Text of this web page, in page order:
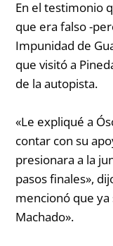
En el testimonio
que era falso -
Impunidad de
que visitó a
de la autopista.
«Le expliqué a
contar con su
presionara a la
pasos finales»,
mencionó que
Machado».